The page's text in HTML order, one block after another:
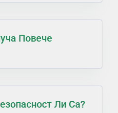
Повече
Ли Са?